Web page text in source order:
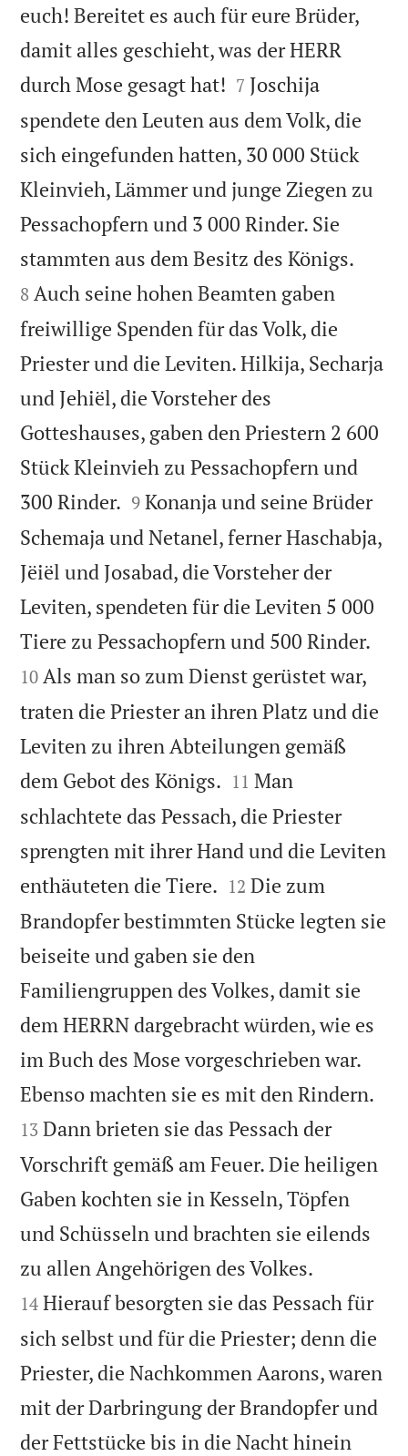
euch! Bereitet es auch für eure Brüder,
damit alles geschieht, was der HERR
durch Mose gesagt hat! 

7 Joschija
spendete den Leuten aus dem Volk, die
sich eingefunden hatten, 30 000 Stück
Kleinvieh, Lämmer und junge Ziegen zu
Pessachopfern und 3 000 Rinder. Sie
stammten aus dem Besitz des Königs.
8 Auch seine hohen Beamten gaben
freiwillige Spenden für das Volk, die
Priester und die Leviten. Hilkija, Secharja
und Jehiël, die Vorsteher des
Gotteshauses, gaben den Priestern 2 600
Stück Kleinvieh zu Pessachopfern und
300 Rinder. 

9 Konanja und seine Brüder
Schemaja und Netanel, ferner Haschabja,
Jëiël und Josabad, die Vorsteher der
Leviten, spendeten für die Leviten 5 000
Tiere zu Pessachopfern und 500 Rinder.
10 Als man so zum Dienst gerüstet war,
traten die Priester an ihren Platz und die
Leviten zu ihren Abteilungen gemäß
dem Gebot des Königs. 

11 Man
schlachtete das Pessach, die Priester
sprengten mit ihrer Hand und die Leviten
enthäuteten die Tiere. 

12 Die zum
Brandopfer bestimmten Stücke legten sie
beiseite und gaben sie den
Familiengruppen des Volkes, damit sie
dem HERRN dargebracht würden, wie es
im Buch des Mose vorgeschrieben war.
Ebenso machten sie es mit den Rindern.
13 Dann brieten sie das Pessach der
Vorschrift gemäß am Feuer. Die heiligen
Gaben kochten sie in Kesseln, Töpfen
und Schüsseln und brachten sie eilends
zu allen Angehörigen des Volkes.
14 Hierauf besorgten sie das Pessach für
sich selbst und für die Priester; denn die
Priester, die Nachkommen Aarons, waren
mit der Darbringung der Brandopfer und
der Fettstücke bis in die Nacht hinein